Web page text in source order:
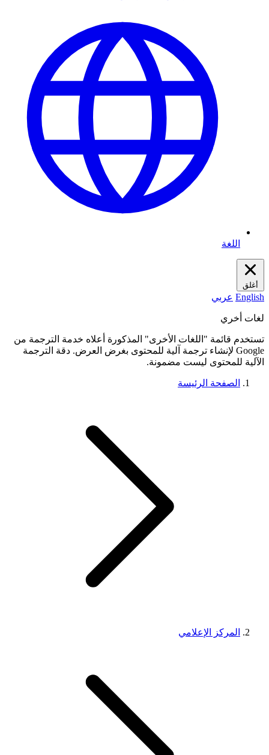
اللغة
أغلق
English عربي
لغات أخري
تستخدم قائمة "اللغات الأخرى" المذكورة أعلاه خدمة الترجمة من
Google لإنشاء ترجمة آلية للمحتوى بغرض العرض. دقة الترجمة
الآلية للمحتوى ليست مضمونة.
الصفحة الرئيسة
المركز الإعلامي